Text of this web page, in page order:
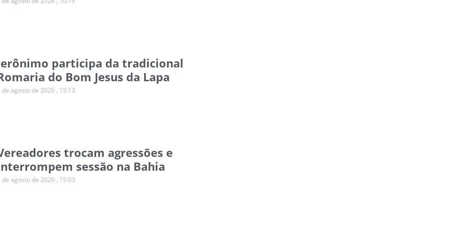
participa da tradicional
do Bom Jesus da Lapa
de agosto de 2026 15:13
trocam agressões e
sessão na Bahia
de agosto de 2026 15:03